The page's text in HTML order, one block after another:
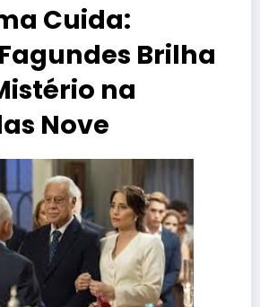
Cuida:
Brilha
na
Nove